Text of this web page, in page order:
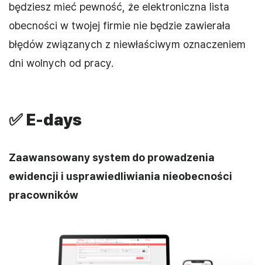
będziesz mieć pewność, że elektroniczna lista
obecności w twojej firmie nie będzie zawierała
błędów związanych z niewłaściwym oznaczeniem
dni wolnych od pracy.
✅ E-days
Zaawansowany system do prowadzenia
ewidencji i usprawiedliwiania nieobecności
pracowników